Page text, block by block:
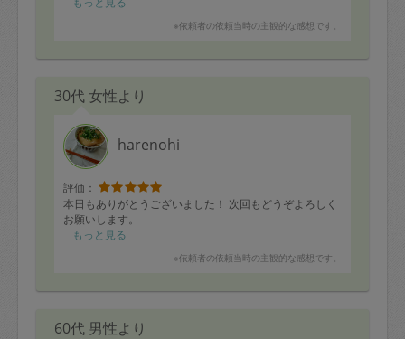
また、大切な思い出グッズも丁寧に扱っているところを
次回もよろしくお願いします。
※依頼者の依頼当時の主観的な感想です。
30代 女性より
harenohi
評価：
本日もありがとうございました！ 次回もどうぞよろしく
お願いします。
もっと見る
※依頼者の依頼当時の主観的な感想です。
60代 男性より